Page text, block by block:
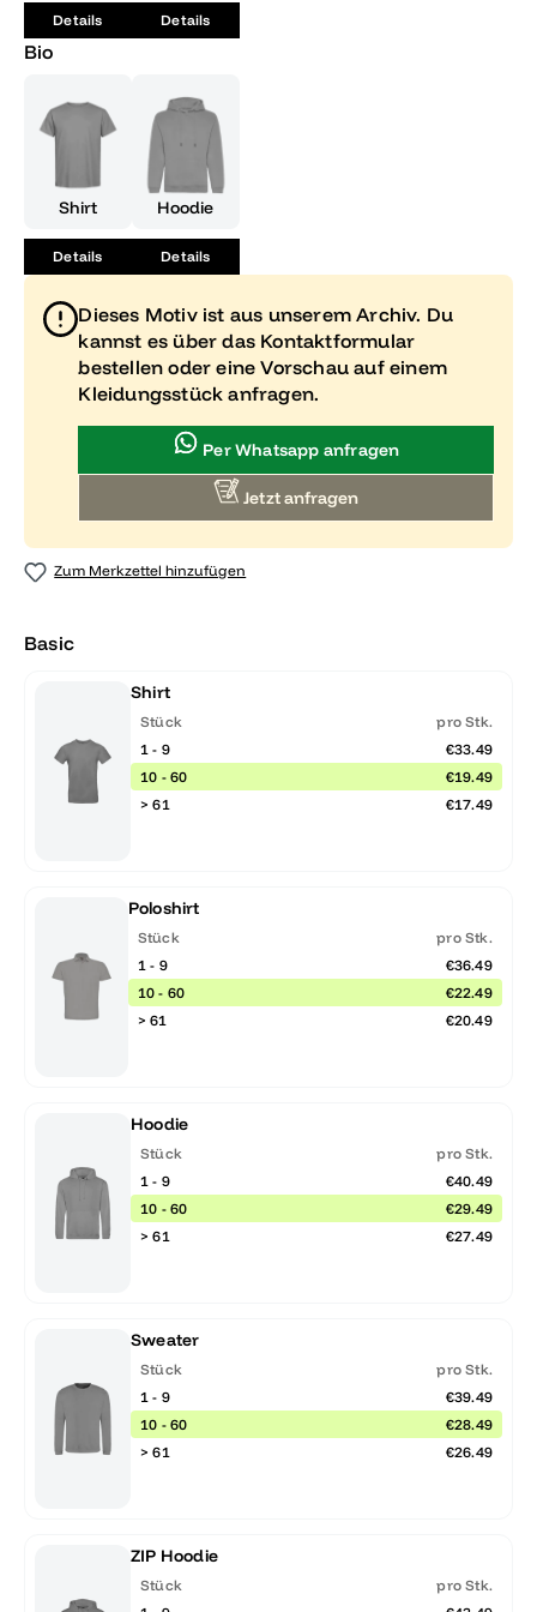
Details Details
Bio
Shirt
Details
Hoodie
Details
Dieses Motiv ist aus unserem Archiv. Du
kannst es über das Kontaktformular
bestellen oder eine Vorschau auf einem
Kleidungsstück anfragen.
Per Whatsapp anfragen
Jetzt anfragen
Zum Merkzettel hinzufügen
Basic
Shirt
Stück
pro Stk.
1 - 9
€33.49
10 - 60
€19.49
> 61
€17.49
Poloshirt
Stück
pro Stk.
1 - 9
€36.49
10 - 60
€22.49
> 61
€20.49
Hoodie
Stück
pro Stk.
1 - 9
€40.49
10 - 60
€29.49
> 61
€27.49
Sweater
Stück
pro Stk.
1 - 9
€39.49
10 - 60
€28.49
> 61
€26.49
ZIP Hoodie
Stück
pro Stk.